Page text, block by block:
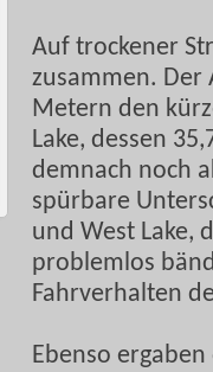
Auf trockener
zusammen. Der
Metern den
Lake, dessen
demnach noch
spürbare
und West Lake,
problemlos
Fahrverhalten
Ebenso